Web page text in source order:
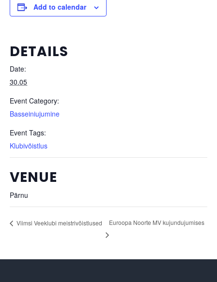
Add to calendar
DETAILS
Date:
30.05
Event Category:
Basseiniujumine
Event Tags:
Klubivõistlus
VENUE
Pärnu
Viimsi Veeklubi meistrivõistlused Euroopa Noorte MV kujundujumises